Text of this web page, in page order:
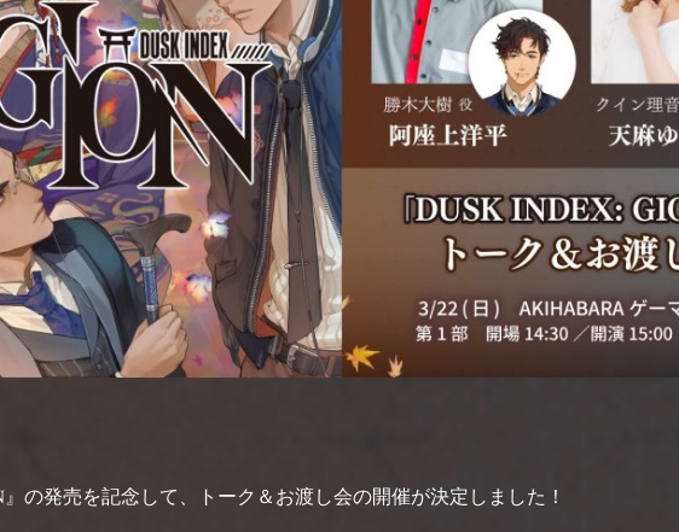
』の発売を記念して、トーク＆お渡し会の開催が決定しました！